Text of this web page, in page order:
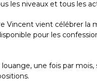
les niveaux et tous les
Vincent vient célébrer la
pour les
une fois par